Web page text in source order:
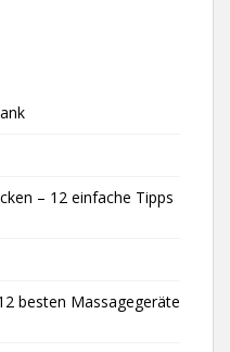
– 12 einfache Tipps
besten Massagegeräte